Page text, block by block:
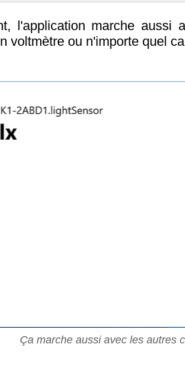
l'application marche aussi
voltmètre ou n'importe quel
Ça marche aussi avec les autres